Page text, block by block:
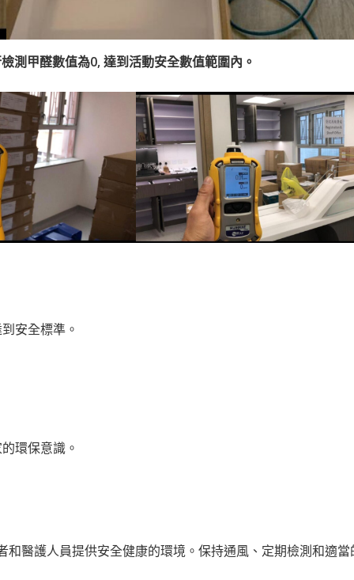
測甲醛數值為0, 達到活動安全數值範圍內。
安全標準。
環保意識。
醫護人員提供安全健康的環境。保持通風、定期檢測和適當